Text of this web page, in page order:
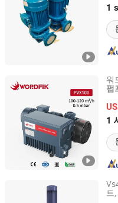
1
Hebei, China
워
펌
1
Guangdong Wordfik
Guangdong, China
트,
Jiangsu Haishi Pumps